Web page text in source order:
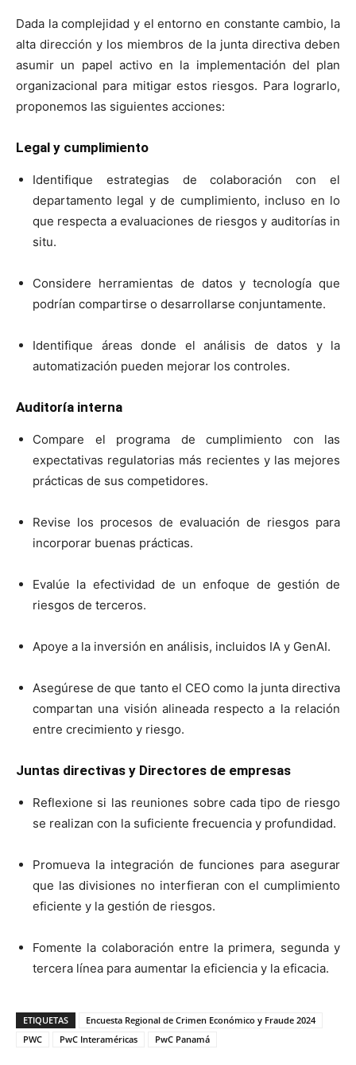
Dada la complejidad y el entorno en constante cambio, la
alta dirección y los miembros de la junta directiva deben
asumir un papel activo en la implementación del plan
organizacional para mitigar estos riesgos. Para lograrlo,
proponemos las siguientes acciones:
Legal y cumplimiento
Identifique estrategias de colaboración con el
departamento legal y de cumplimiento, incluso en lo
que respecta a evaluaciones de riesgos y auditorías in
situ.
Considere herramientas de datos y tecnología que
podrían compartirse o desarrollarse conjuntamente.
Identifique áreas donde el análisis de datos y la
automatización pueden mejorar los controles.
Auditoría interna
Compare el programa de cumplimiento con las
expectativas regulatorias más recientes y las mejores
prácticas de sus competidores.
Revise los procesos de evaluación de riesgos para
incorporar buenas prácticas.
Evalúe la efectividad de un enfoque de gestión de
riesgos de terceros.
Apoye a la inversión en análisis, incluidos IA y GenAI.
Asegúrese de que tanto el CEO como la junta directiva
compartan una visión alineada respecto a la relación
entre crecimiento y riesgo.
Juntas directivas y Directores de empresas
Reflexione si las reuniones sobre cada tipo de riesgo
se realizan con la suficiente frecuencia y profundidad.
Promueva la integración de funciones para asegurar
que las divisiones no interfieran con el cumplimiento
eficiente y la gestión de riesgos.
Fomente la colaboración entre la primera, segunda y
tercera línea para aumentar la eficiencia y la eficacia.
ETIQUETAS
Encuesta Regional de Crimen Económico y Fraude 2024
PWC
PwC Interaméricas PwC Panamá